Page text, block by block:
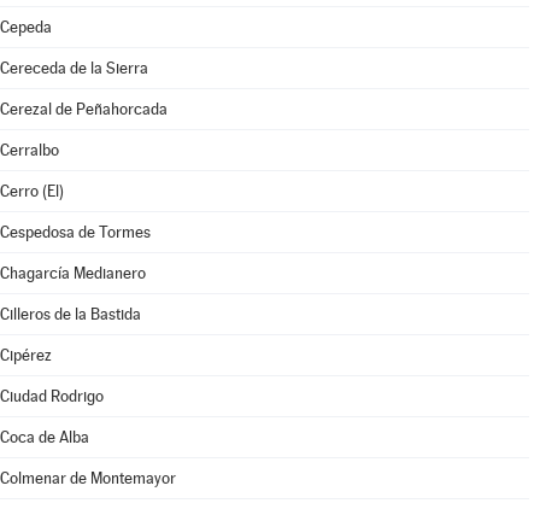
Cepeda
Cereceda de la Sierra
Cerezal de Peñahorcada
Cerralbo
Cerro (El)
Cespedosa de Tormes
Chagarcía Medianero
Cilleros de la Bastida
Cipérez
Ciudad Rodrigo
Coca de Alba
Colmenar de Montemayor